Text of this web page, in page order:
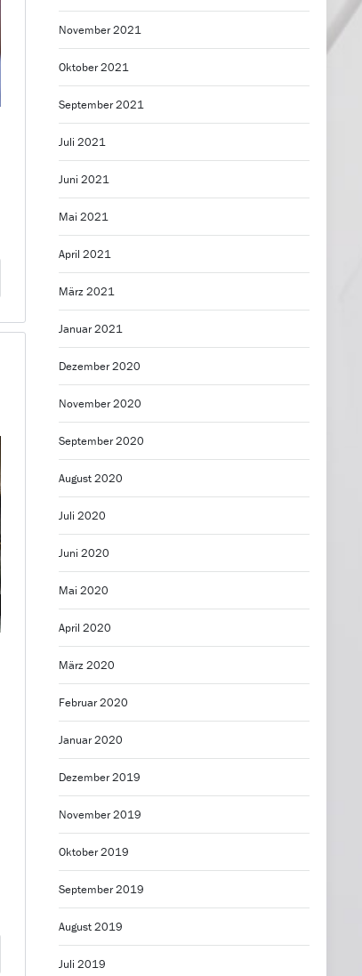
November 2021
Oktober 2021
September 2021
Juli 2021
Juni 2021
Mai 2021
April 2021
März 2021
Januar 2021
Dezember 2020
November 2020
September 2020
August 2020
Juli 2020
Juni 2020
Mai 2020
April 2020
März 2020
Februar 2020
Januar 2020
Dezember 2019
November 2019
Oktober 2019
September 2019
August 2019
Juli 2019